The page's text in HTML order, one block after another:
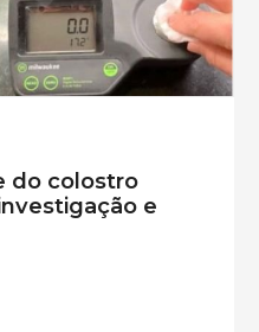
do colostro
e